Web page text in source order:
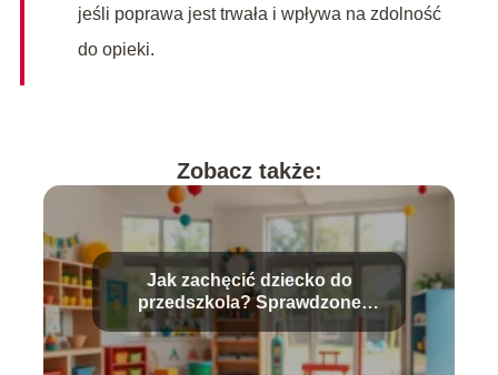
jeśli poprawa jest trwała i wpływa na zdolność
do opieki.
Zobacz także:
Jak zachęcić dziecko do
przedszkola? Sprawdzone
metody i porady